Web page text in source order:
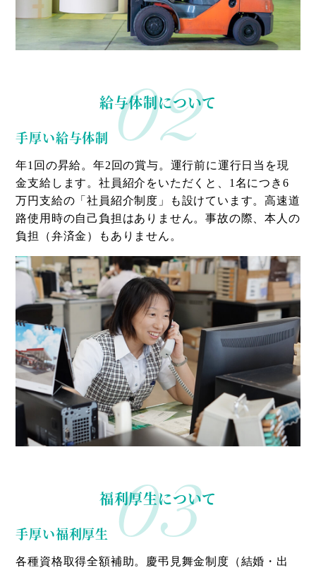
給与体制について
手厚い給与体制
年1回の昇給。年2回の賞与。運行前に運行日当を現
金支給します。社員紹介をいただくと、1名につき6
万円支給の「社員紹介制度」も設けています。高速道
路使用時の自己負担はありません。事故の際、本人の
負担（弁済金）もありません。
02
福利厚生について
手厚い福利厚生
各種資格取得全額補助。慶弔見舞金制度（結婚・出
03